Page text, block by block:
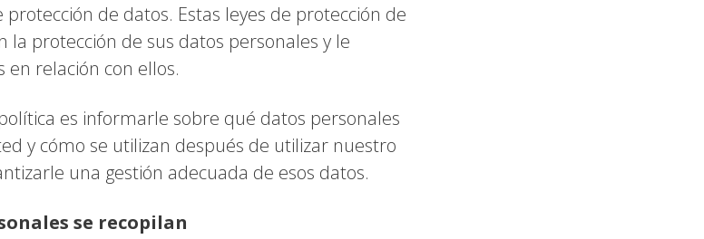
protección de datos. Estas leyes de protección de
la protección de sus datos personales y le
en relación con ellos.
es informarle sobre qué datos personales
y cómo se utilizan después de utilizar nuestro
una gestión adecuada de esos datos.
se recopilan